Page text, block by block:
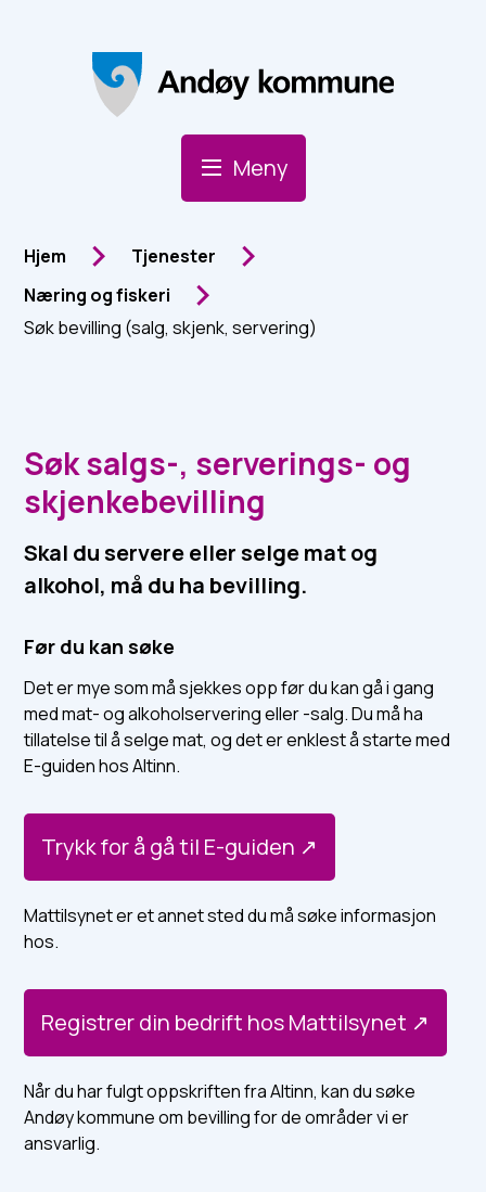
Andøy Kommune
Meny
Du er her:
Hjem
Tjenester
Næring og fiskeri
Søk bevilling (salg, skjenk, servering)
Søk salgs-, serverings- og
skjenkebevilling
Skal du servere eller selge mat og
alkohol, må du ha bevilling.
Før du kan søke
Det er mye som må sjekkes opp før du kan gå i gang
med mat- og alkoholservering eller -salg. Du må ha
tillatelse til å selge mat, og det er enklest å starte med
E-guiden hos Altinn.
Trykk for å gå til E-guiden
Mattilsynet er et annet sted du må søke informasjon
hos.
Registrer din bedrift hos Mattilsynet
Når du har fulgt oppskriften fra Altinn, kan du søke
Andøy kommune om bevilling for de områder vi er
ansvarlig.